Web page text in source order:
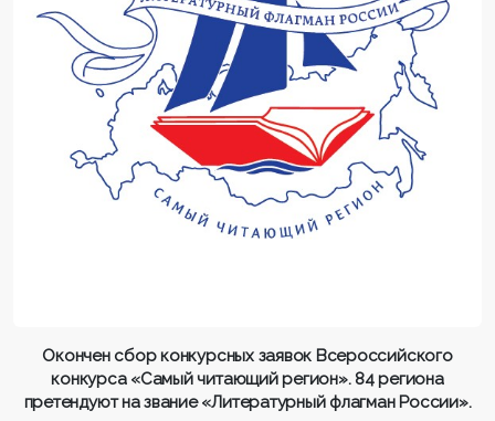
Окончен сбор конкурсных заявок Всероссийского
конкурса «Самый читающий регион». 84 региона
претендуют на звание «Литературный флагман России».